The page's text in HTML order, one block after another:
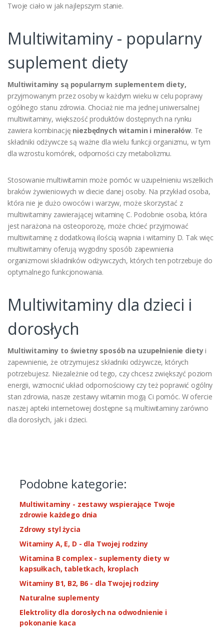
Twoje ciało w jak najlepszym stanie.
Multiwitaminy - popularny
suplement diety
Multiwitaminy są popularnym suplementem diety,
przyjmowanym przez osoby w każdym wieku w celu poprawy
ogólnego stanu zdrowia. Chociaż nie ma jednej uniwersalnej
multiwitaminy, większość produktów dostępnych na rynku
zawiera kombinację niezbędnych witamin i minerałów. Te
składniki odżywcze są ważne dla wielu funkcji organizmu, w tym
dla wzrostu komórek, odporności czy metabolizmu.
Stosowanie multiwitamin może pomóc w uzupełnieniu wszelkich
braków żywieniowych w diecie danej osoby. Na przykład osoba,
która nie je dużo owoców i warzyw, może skorzystać z
multiwitaminy zawierającej witaminę C. Podobnie osoba, która
jest narażona na osteoporozę, może chcieć przyjmować
multiwitaminę z dodatkową ilością wapnia i witaminy D. Tak więc
multiwitaminy oferują wygodny sposób zapewnienia
organizmowi składników odżywczych, których ten potrzebuje do
optymalnego funkcjonowania.
Multiwitaminy dla dzieci i
dorosłych
Multiwitaminy to świetny sposób na uzupełnienie dietyi
zapewnienie, że otrzymujesz składniki odżywcze, których
potrzebujesz. Niezależnie od tego, czy chcesz zwiększyć poziom
energii, wzmocnić układ odpornościowy czy też poprawić ogólny
stan zdrowia, nasze zestawy witamin mogą Ci pomóc. W ofercie
naszej apteki internetowej dostępne są multiwitaminy zarówno
dla dorosłych, jak i dzieci.
Podobne kategorie:
Multiwitaminy - zestawy wspierające Twoje
zdrowie każdego dnia
Zdrowy styl życia
Witaminy A, E, D - dla Twojej rodziny
Witamina B complex - suplementy diety w
kapsułkach, tabletkach, kroplach
Witaminy B1, B2, B6 - dla Twojej rodziny
Naturalne suplementy
Elektrolity dla dorosłych na odwodnienie i
pokonanie kaca